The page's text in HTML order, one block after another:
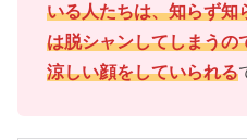
いる人たちは、知らず知
は脱シャンしてしまうの
涼しい顔をしていられる